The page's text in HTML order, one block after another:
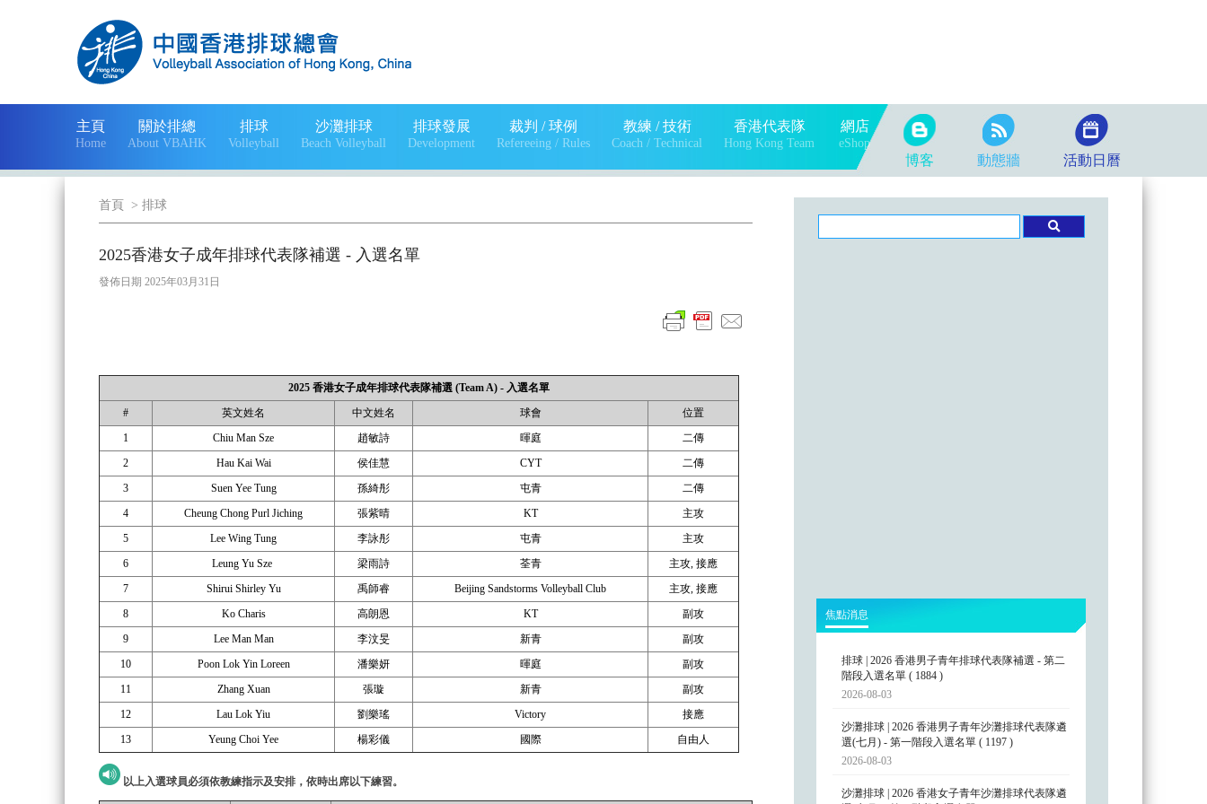
主頁
Home
關於排總
About VBAHK
排球
Volleyball
沙灘排球
Beach Volleyball
排球發展
Development
裁判 / 球例
Refereeing / Rules
教練 / 技術
Coach / Technical
香港代表隊
Hong Kong Team
網店
eShop
博客 動態牆 活動日曆
首頁 > 排球
2025香港女子成年排球代表隊補選 - 入選名單
發佈日期 2025年03月31日
2025 香港女子成年排球代表隊補選 (Team A) - 入選名單
#
英文姓名 中文姓名 球會
位置
1
Chiu Man Sze 趙敏詩 暉庭
二傳
2
Hau Kai Wai 侯佳慧 CYT
二傳
3
Suen Yee Tung 孫綺彤 屯青
二傳
4
Cheung Chong Purl Jiching 張紫晴 KT
主攻
5
Lee Wing Tung 李詠彤 屯青
主攻
6
Leung Yu Sze 梁雨詩 荃青
主攻, 接應
7
Shirui Shirley Yu 禹師睿 Beijing Sandstorms Volleyball Club
主攻, 接應
8
Ko Charis 高朗恩 KT
副攻
9
Lee Man Man 李汶旻 新青
副攻
10
Poon Lok Yin Loreen 潘樂妍 暉庭
副攻
11
Zhang Xuan 張璇 新青
副攻
12
Lau Lok Yiu 劉樂瑤 Victory
接應
13
Yeung Choi Yee 楊彩儀 國際 自由人
以上入選球員必須依教練指示及安排，依時出席以下練習。
焦點消息
排球 | 2026 香港男子青年排球代表隊補選 - 第二
階段入選名單 ( 1884 )
2026-08-03
沙灘排球 | 2026 香港男子青年沙灘排球代表隊遴
選(七月) - 第一階段入選名單 ( 1197 )
2026-08-03
沙灘排球 | 2026 香港女子青年沙灘排球代表隊遴